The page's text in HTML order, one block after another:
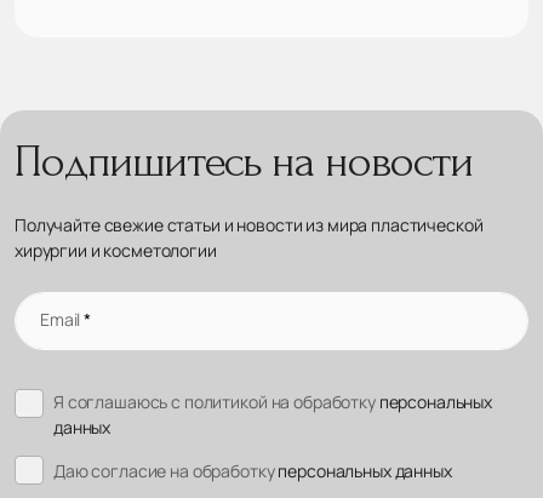
Подпишитесь на новости
Получайте свежие статьи и новости из мира пластической
хирургии и косметологии
Email*
Я соглашаюсь с политикой на обработку персональных
данных
Даю согласие на обработкуперсональных данных